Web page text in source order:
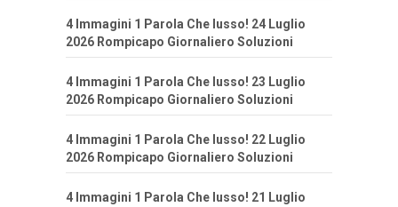
4 Immagini 1 Parola Che lusso! 24 Luglio
2026 Rompicapo Giornaliero Soluzioni
4 Immagini 1 Parola Che lusso! 23 Luglio
2026 Rompicapo Giornaliero Soluzioni
4 Immagini 1 Parola Che lusso! 22 Luglio
2026 Rompicapo Giornaliero Soluzioni
4 Immagini 1 Parola Che lusso! 21 Luglio